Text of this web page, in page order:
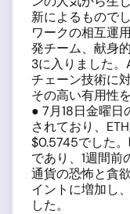
新によるもので
ワークの相互運
発チーム、献身
3に入りました
チェーン技術に
その高い有用性
● 7月18日金曜日
されており、
$0.5745でした
であり、1週間
通貨の恐怖と貪
イントに増加し
した。